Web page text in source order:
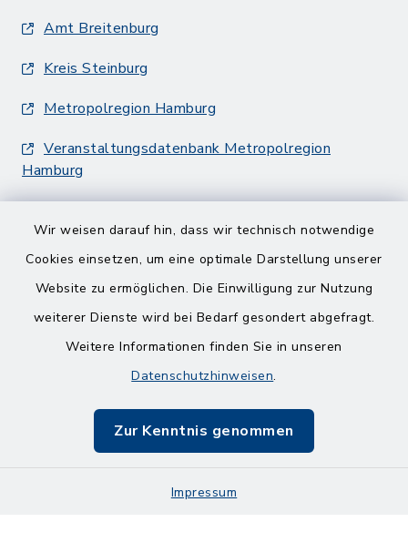
Wir weisen darauf hin, dass wir technisch notwendige
Cookies einsetzen, um eine optimale Darstellung unserer
Website zu ermöglichen. Die Einwilligung zur Nutzung
weiterer Dienste wird bei Bedarf gesondert abgefragt.
Weitere Informationen finden Sie in unseren
Datenschutzhinweisen.
Zur Kenntnis genommen
Impressum
Amt Breitenburg
Kreis Steinburg
Metropolregion Hamburg
Veranstaltungsdatenbank Metropolregion
Hamburg
Barrierefreiheit
Impressum
Sitemap